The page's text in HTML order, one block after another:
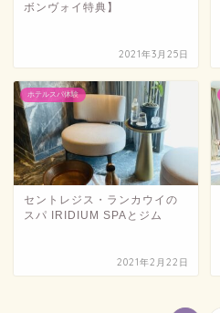
ボンヴォイ特典】
2021年3月25日
ホテルスパ体験
セントレジス・ランカウイの
スパ IRIDIUM SPAとジム
2021年2月22日